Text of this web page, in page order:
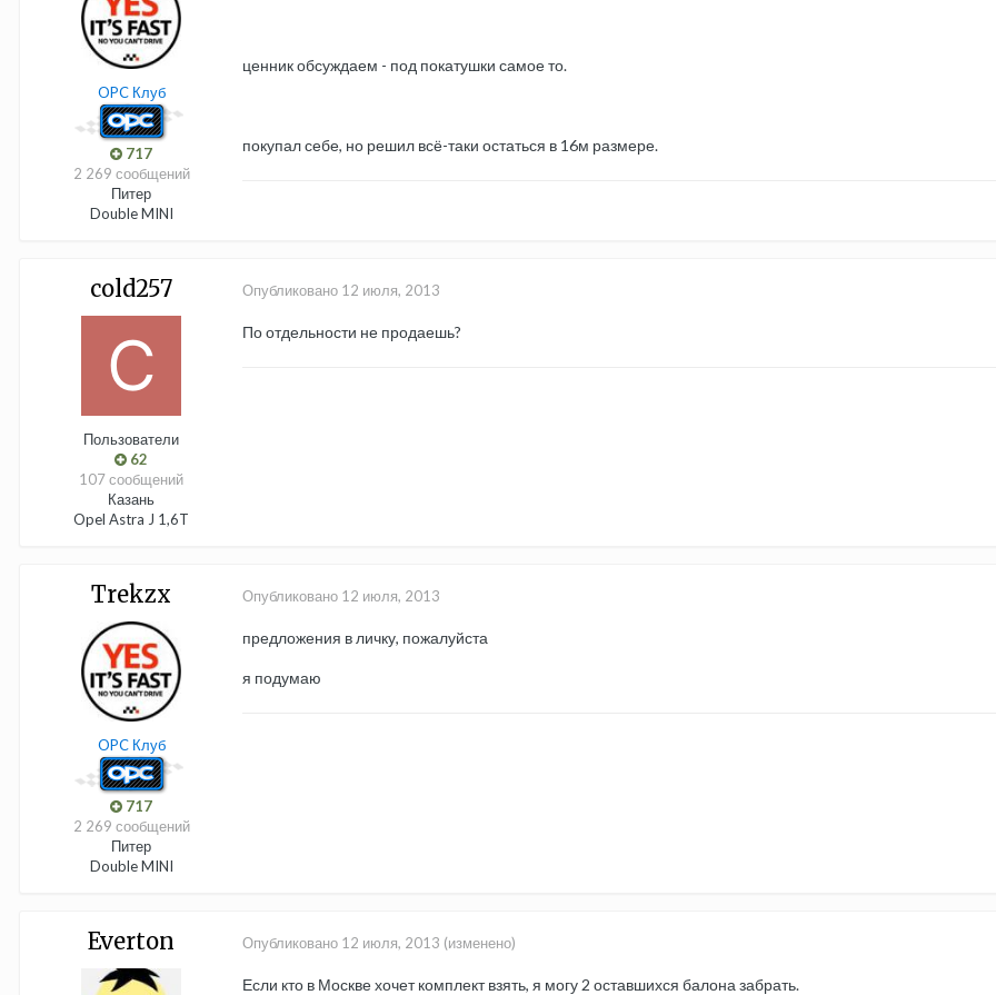
OPC Клуб
717
2 269 сообщений
Питер
Double MINI
ценник обсуждаем - под покатушки самое то.
покупал себе, но решил всё-таки остаться в 16м размере.
cold257
Пользователи
62
107 сообщений
Казань
Opel Astra J 1,6T
Опубликовано 12 июля, 2013
По отдельности не продаешь?
Trekzx
OPC Клуб
717
2 269 сообщений
Питер
Double MINI
Опубликовано 12 июля, 2013
предложения в личку, пожалуйста
я подумаю
Everton Опубликовано 12 июля, 2013 (изменено)
Если кто в Москве хочет комплект взять, я могу 2 оставшихся балона забрать.